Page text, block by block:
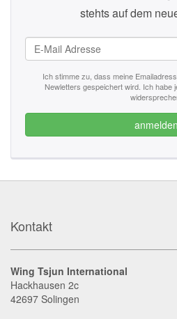
stehts auf dem
Ich stimme zu, dass meine
Newletters gespeichert wird. Ich habe
anmelden
Kontakt
Wing Tsjun International
Hackhausen 2c
42697 Solingen